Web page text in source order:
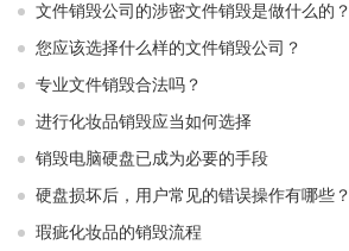
文件销毁公司的涉密文件销毁是做什么的？
您应该选择什么样的文件销毁公司？
专业文件销毁合法吗？
进行化妆品销毁应当如何选择
销毁电脑硬盘已成为必要的手段
硬盘损坏后，用户常见的错误操作有哪些？
瑕疵化妆品的销毁流程